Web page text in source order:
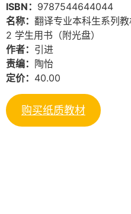
ISBN： 9787544644044
名称： 翻译专业本科生系列
2 学生用书（附光盘）
作者： 引进
责编： 陶怡
定价： 40.00
购买纸质教材